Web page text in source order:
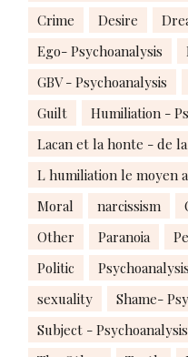
Crime
Desire
Ego- Psychoanalysis
GBV - Psychoanalysis
Guilt
Humiliation -
Lacan et la honte - de
L humiliation le moyen
Moral
narcissism
Other
Paranoia
Politic
Psychoanalysis
sexuality
Shame-
Subject - Psychoanalysis